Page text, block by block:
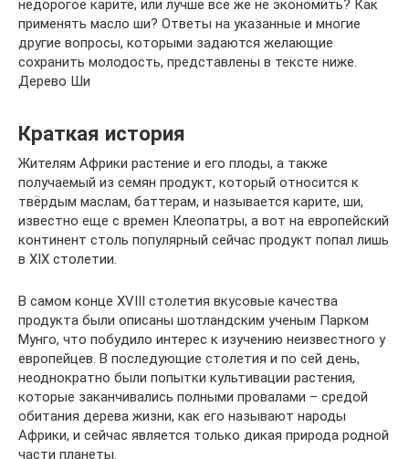
недорогое карите, или лучше все же не экономить? Как
применять масло ши? Ответы на указанные и многие
другие вопросы, которыми задаются желающие
сохранить молодость, представлены в тексте ниже.
Дерево Ши
Краткая история
Жителям Африки растение и его плоды, а также
получаемый из семян продукт, который относится к
твёрдым маслам, баттерам, и называется карите, ши,
известно еще с времен Клеопатры, а вот на европейский
континент столь популярный сейчас продукт попал лишь
в XIX столетии.
В самом конце XVIII столетия вкусовые качества
продукта были описаны шотландским ученым Парком
Мунго, что побудило интерес к изучению неизвестного у
европейцев. В последующие столетия и по сей день,
неоднократно были попытки культивации растения,
которые заканчивались полными провалами – средой
обитания дерева жизни, как его называют народы
Африки, и сейчас является только дикая природа родной
части планеты.